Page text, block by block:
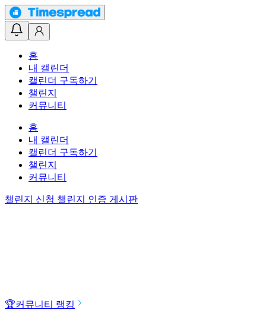
홈
내 캘린더
캘린더 구독하기
챌린지
커뮤니티
홈
내 캘린더
캘린더 구독하기
챌린지
커뮤니티
챌린지 신청 챌린지 인증 게시판
🏆커뮤니티 랭킹